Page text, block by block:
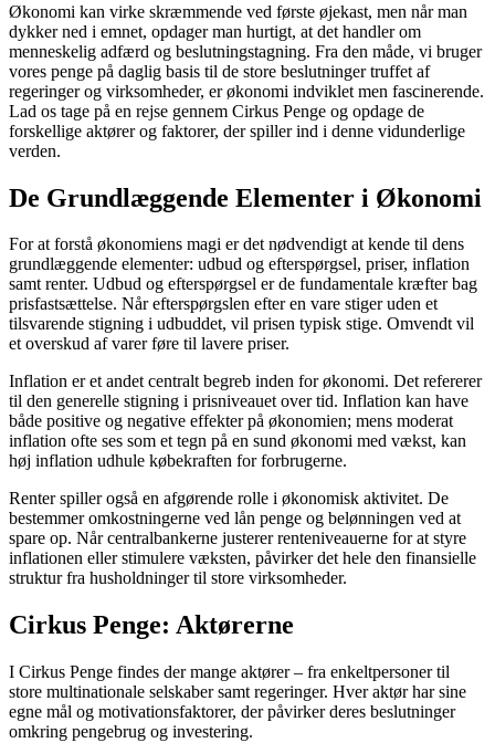
Økonomi kan virke skræmmende ved første øjekast, men når man
dykker ned i emnet, opdager man hurtigt, at det handler om
menneskelig adfærd og beslutningstagning. Fra den måde, vi bruger
vores penge på daglig basis til de store beslutninger truffet af
regeringer og virksomheder, er økonomi indviklet men fascinerende.
Lad os tage på en rejse gennem Cirkus Penge og opdage de
forskellige aktører og faktorer, der spiller ind i denne vidunderlige
verden.
De Grundlæggende Elementer i Økonomi
For at forstå økonomiens magi er det nødvendigt at kende til dens
grundlæggende elementer: udbud og efterspørgsel, priser, inflation
samt renter. Udbud og efterspørgsel er de fundamentale kræfter bag
prisfastsættelse. Når efterspørgslen efter en vare stiger uden et
tilsvarende stigning i udbuddet, vil prisen typisk stige. Omvendt vil
et overskud af varer føre til lavere priser.
Inflation er et andet centralt begreb inden for økonomi. Det refererer
til den generelle stigning i prisniveauet over tid. Inflation kan have
både positive og negative effekter på økonomien; mens moderat
inflation ofte ses som et tegn på en sund økonomi med vækst, kan
høj inflation udhule købekraften for forbrugerne.
Renter spiller også en afgørende rolle i økonomisk aktivitet. De
bestemmer omkostningerne ved lån penge og belønningen ved at
spare op. Når centralbankerne justerer renteniveauerne for at styre
inflationen eller stimulere væksten, påvirker det hele den finansielle
struktur fra husholdninger til store virksomheder.
Cirkus Penge: Aktørerne
I Cirkus Penge findes der mange aktører – fra enkeltpersoner til
store multinationale selskaber samt regeringer. Hver aktør har sine
egne mål og motivationsfaktorer, der påvirker deres beslutninger
omkring pengebrug og investering.